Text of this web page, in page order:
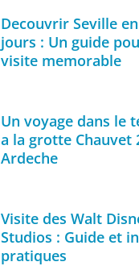
Decouvrir Seville
jours : Un guide
visite memorable
Un voyage dans le
a la grotte Chauvet
Ardeche
Visite des Walt
Studios : Guide et
pratiques